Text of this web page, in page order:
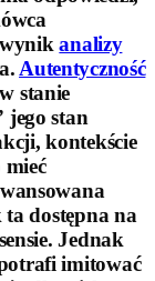
wynikanalizy
Autentyczność
stanie
jego stan
kontekście
dostępna na
Jednak
imitować